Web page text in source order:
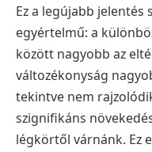
Ez a legújabb
egyértelmű: a
között nagyobb az
változékonyság
tekintve nem
szignifikáns
légkörtől várnánk. Ez